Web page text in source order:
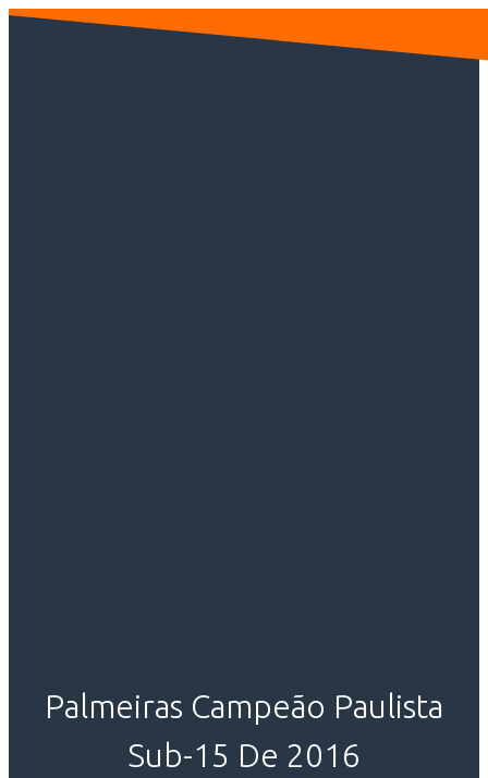
Palmeiras Campeão Paulista
Sub-15 De 2016